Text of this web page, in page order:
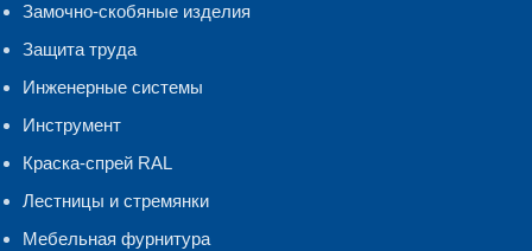
Замочно-скобяные изделия
Защита труда
Инженерные системы
Инструмент
Краска-спрей RAL
Лестницы и стремянки
Мебельная фурнитура